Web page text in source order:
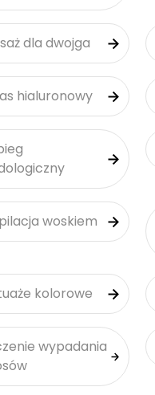
dla dwojga
hialuronowy
woskiem
kolorowe
wypadania